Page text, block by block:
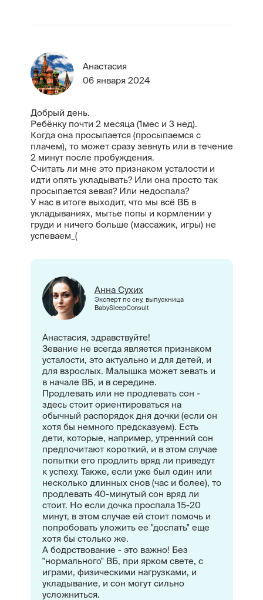
Анастасия
06 января 2024
Добрый день.
Ребёнку почти 2 месяца (1мес и 3 нед).
Когда она просыпается (просыпаемся с
плачем), то может сразу зевнуть или в течение
2 минут после пробуждения.
Считать ли мне это признаком усталости и
идти опять укладывать? Или она просто так
просыпается зевая? Или недоспала?
У нас в итоге выходит, что мы всё ВБ в
укладываниях, мытье попы и кормлении у
груди и ничего больше (массажик, игры) не
успеваем_(
Анна Сухих
Эксперт по сну, выпускница
BabySleepConsult
Анастасия, здравствуйте!
Зевание не всегда является признаком
усталости, это актуально и для детей, и
для взрослых. Малышка может зевать и
в начале ВБ, и в середине.
Продлевать или не продлевать сон -
здесь стоит ориентироваться на
обычный распорядок дня дочки (если он
хотя бы немного предсказуем). Есть
дети, которые, например, утренний сон
предпочитают короткий, и в этом случае
попытки его продлить вряд ли приведут
к успеху. Также, если уже был один или
несколько длинных снов (час и более), то
продлевать 40-минутый сон вряд ли
стоит. Но если дочка проспала 15-20
минут, в этом случае ей стоит помочь и
попробовать уложить ее "доспать" еще
хотя бы столько же.
А бодрствование - это важно! Без
"нормального" ВБ, при ярком свете, с
играми, физическими нагрузками, и
укладывание, и сон могут сильно
усложниться.